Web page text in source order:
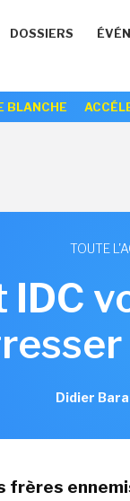
DOSSIERS
BLANCHE
TOUTE
Didier
frères